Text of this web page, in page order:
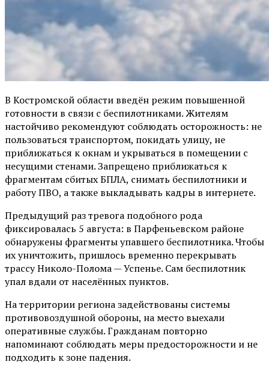
В Костромской области введён режим повышенной
готовности в связи с беспилотниками. Жителям
настойчиво рекомендуют соблюдать осторожность: не
пользоваться транспортом, покидать улицу, не
приближаться к окнам и укрываться в помещении с
несущими стенами. Запрещено приближаться к
фрагментам сбитых БПЛА, снимать беспилотники и
работу ПВО, а также выкладывать кадры в интернете.
Предыдущий раз тревога подобного рода
фиксировалась 5 августа: в Парфеньевском районе
обнаружены фрагменты упавшего беспилотника. Чтобы
их уничтожить, пришлось временно перекрывать
трассу Николо-Полома — Успенье. Сам беспилотник
упал вдали от населённых пунктов.
На территории региона задействованы системы
противовоздушной обороны, на место выехали
оперативные службы. Гражданам повторно
напоминают соблюдать меры предосторожности и не
подходить к зоне падения.